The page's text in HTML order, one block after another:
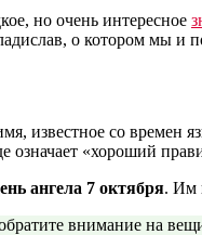
но очень интересное
о котором мы и
известное со времен
означает «хороший
ангела 7 октября. Им
внимание на